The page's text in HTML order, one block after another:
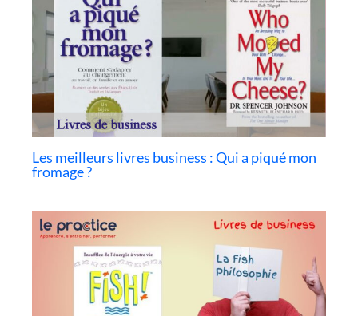
Les meilleurs livres business : Qui a piqué mon
fromage ?